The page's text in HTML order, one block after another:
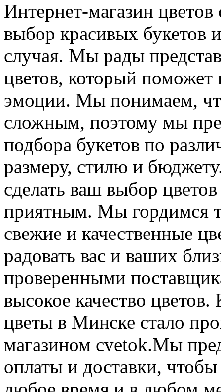
Интeрнeт-мaгaзин
выбор красивых букетов
случая. Мы рады
цветов, который поможет
эмоции. Мы понимаем,
сложным, поэтому мы
подбора букетов по
размеру, стилю и
сделать ваш выбор
приятным. Мы гордимся
свежие и качественные
радовать вас и ваших
проверенными
высокое качество
цветы в Минске стало
магазином cvetok.Мы
оплаты и доставки,